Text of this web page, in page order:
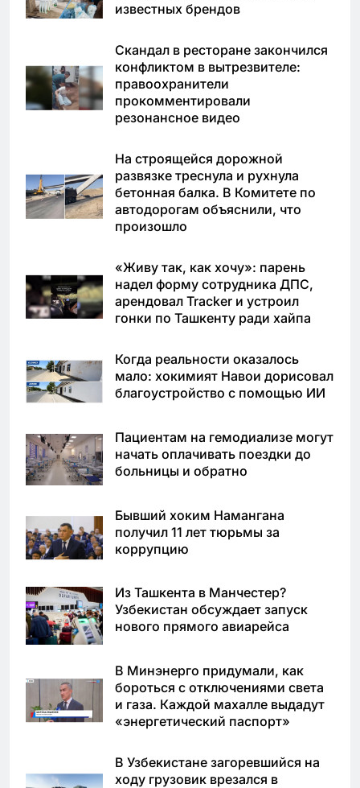
известных брендов
Скандал в ресторане закончился
конфликтом в вытрезвителе:
правоохранители
прокомментировали
резонансное видео
На строящейся дорожной
развязке треснула и рухнула
бетонная балка. В Комитете по
автодорогам объяснили, что
произошло
«Живу так, как хочу»: парень
надел форму сотрудника ДПС,
арендовал Tracker и устроил
гонки по Ташкенту ради хайпа
Когда реальности оказалось
мало: хокимият Навои дорисовал
благоустройство с помощью ИИ
Пациентам на гемодиализе могут
начать оплачивать поездки до
больницы и обратно
Бывший хоким Намангана
получил 11 лет тюрьмы за
коррупцию
Из Ташкента в Манчестер?
Узбекистан обсуждает запуск
нового прямого авиарейса
В Минэнерго придумали, как
бороться с отключениями света
и газа. Каждой махалле выдадут
«энергетический паспорт»
В Узбекистане загоревшийся на
ходу грузовик врезался в